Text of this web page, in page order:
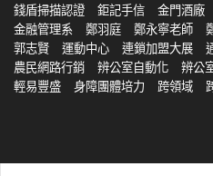
錢盾掃描認證
鉅記手信 金門酒廠
金融管理系
鄭羽庭 鄭永寧老師
郭志賢
運動中心 連鎖加盟大展
農民網路行銷
辨公室自動化 辨公
輕易豐盛
身障團體培力 跨領域